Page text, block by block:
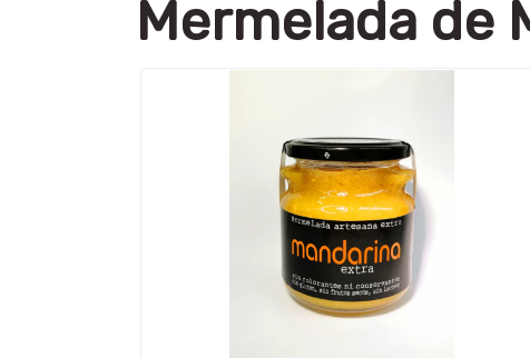
Mermelada de